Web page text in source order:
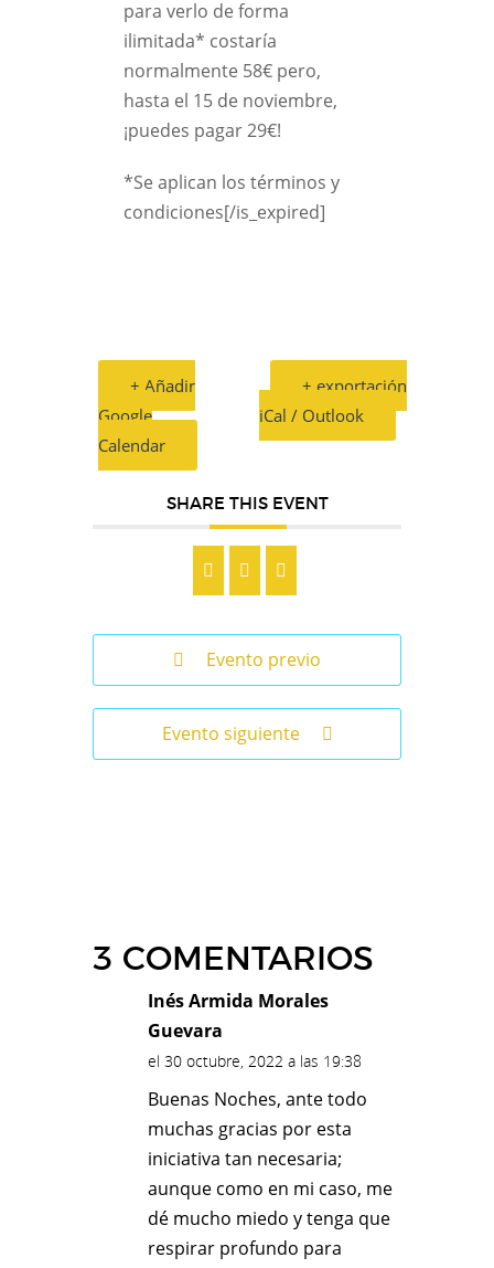
para verlo de forma
ilimitada* costaría
normalmente 58€ pero,
hasta el 15 de noviembre,
¡puedes pagar 29€!
*Se aplican los términos y
condiciones[/is_expired]
+ Añadir
Google
Calendar
+ exportación
iCal / Outlook
SHARE THIS EVENT
Evento previo
Evento siguiente
3 COMENTARIOS
Inés Armida Morales
Guevara
el 30 octubre, 2022 a las 19:38
Buenas Noches, ante todo
muchas gracias por esta
iniciativa tan necesaria;
aunque como en mi caso, me
dé mucho miedo y tenga que
respirar profundo para